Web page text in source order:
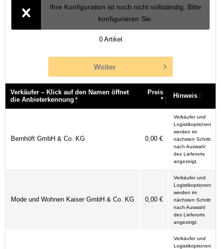
Ihre Konfiguration ist noch nicht vollständig. Bitte
konfigurieren Sie.
0 Artikel
Weiter
Verkäufer – Klick auf den Namen öffnet
die Anbieterkennung
Preis
*
Hinweis
Bernhöft GmbH & Co. KG 0,00 €
Verkäufer und
Logistikoptionen
werden im
nächsten Schritt
nach Auswahl
des Lieferorts
angezeigt.
Mode und Wohnen Kaiser GmbH & Co. KG 0,00 €
Verkäufer und
Logistikoptionen
werden im
nächsten Schritt
nach Auswahl
des Lieferorts
angezeigt.
Verkäufer und
Logistikoptionen